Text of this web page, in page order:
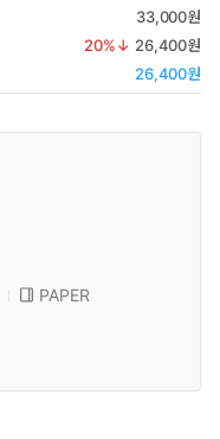
33,000원
20%↓ 26,400원
26,400원
PAPER